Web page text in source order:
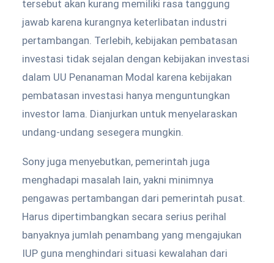
tersebut akan kurang memiliki rasa tanggung
jawab karena kurangnya keterlibatan industri
pertambangan. Terlebih, kebijakan pembatasan
investasi tidak sejalan dengan kebijakan investasi
dalam UU Penanaman Modal karena kebijakan
pembatasan investasi hanya menguntungkan
investor lama. Dianjurkan untuk menyelaraskan
undang-undang sesegera mungkin.
Sony juga menyebutkan, pemerintah juga
menghadapi masalah lain, yakni minimnya
pengawas pertambangan dari pemerintah pusat.
Harus dipertimbangkan secara serius perihal
banyaknya jumlah penambang yang mengajukan
IUP guna menghindari situasi kewalahan dari